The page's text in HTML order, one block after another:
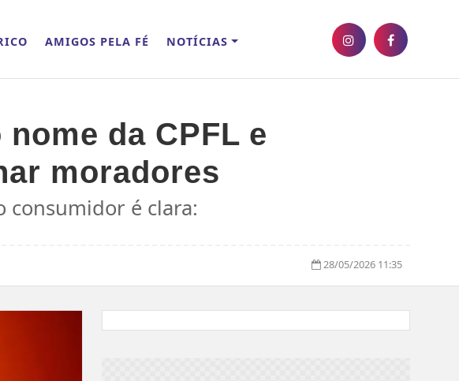
AMIGOS PELA FÉ NOTÍCIAS
da CPFL e
moradores
consumidor é clara:
28/05/2026 11:35